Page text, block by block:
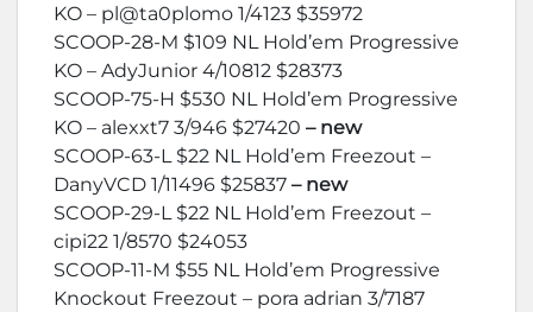
KO – pl@ta0plomo 1/4123 $35972
SCOOP-28-M $109 NL Hold’em Progressive
KO – AdyJunior 4/10812 $28373
SCOOP-75-H $530 NL Hold’em Progressive
KO – alexxt7 3/946 $27420 – new
SCOOP-63-L $22 NL Hold’em Freezout –
DanyVCD 1/11496 $25837 – new
SCOOP-29-L $22 NL Hold’em Freezout –
cipi22 1/8570 $24053
SCOOP-11-M $55 NL Hold’em Progressive
Knockout Freezout – pora adrian 3/7187